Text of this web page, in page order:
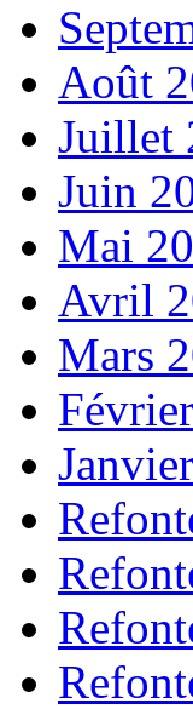
Août
Juillet
Juin
Mai
Avril
Mars